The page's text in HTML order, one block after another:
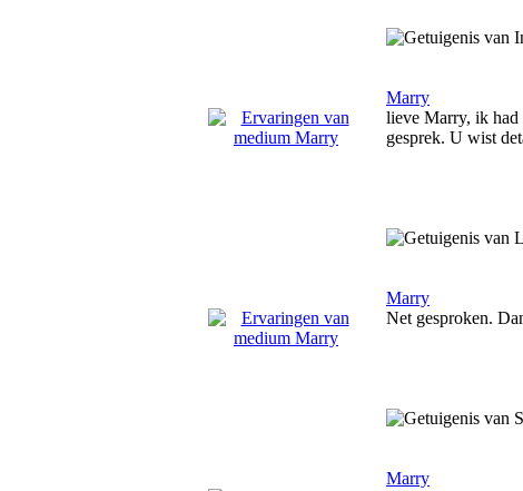
Marry
lieve Marry, ik had
gesprek. U wist
Marry
Net gesproken.
Marry